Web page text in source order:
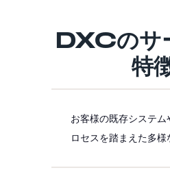
DXCのサ
特
お客様の既存システム
ロセスを踏まえた多様